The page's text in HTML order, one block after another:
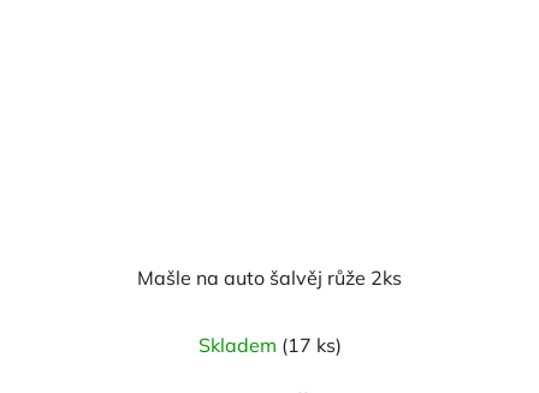
Mašle na auto šalvěj růže 2ks
Skladem (17 ks)